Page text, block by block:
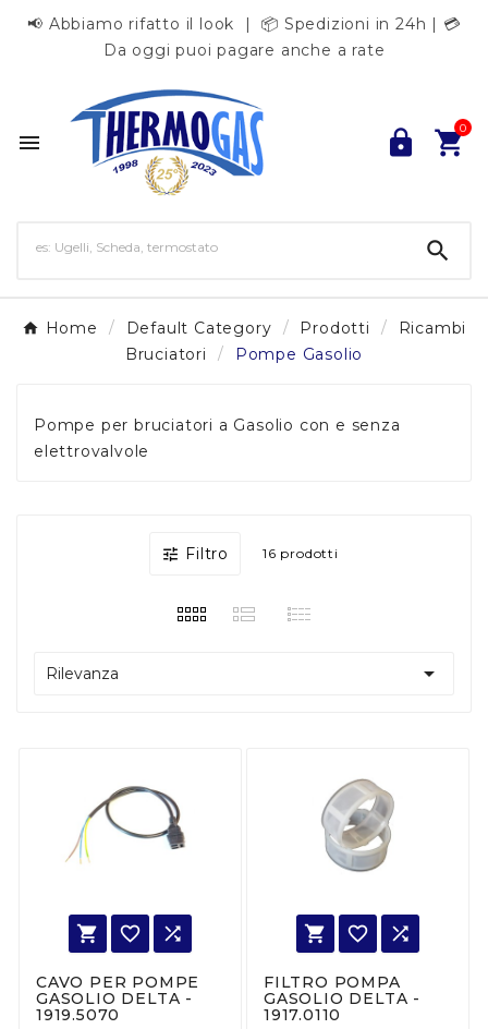
📢 Abbiamo rifatto il look | 📦 Spedizioni in 24h | 💳
Da oggi puoi pagare anche a rate
  
0

Home Default Category Prodotti
Ricambi
Bruciatori
Pompe Gasolio
Pompe per bruciatori a Gasolio con e senza
elettrovalvole
 Filtro 16 prodotti
Rilevanza 
  
CAVO PER POMPE
GASOLIO DELTA -
1919.5070
  
FILTRO POMPA
GASOLIO DELTA -
1917.0110